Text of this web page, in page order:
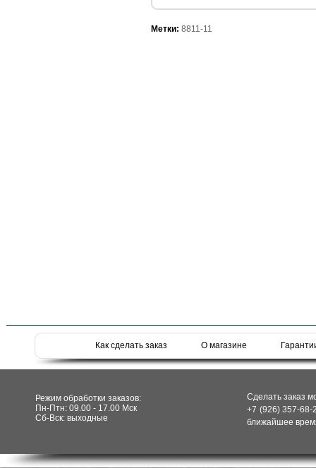
Метки: 8811-11
Как сделать заказ О магазине
Режим обработки заказов:
Пн-Птн: 09.00 - 17.00 Мск
Сб-Вск: выходные
Сделать заказ
+7 (926) 357-
ближайшее